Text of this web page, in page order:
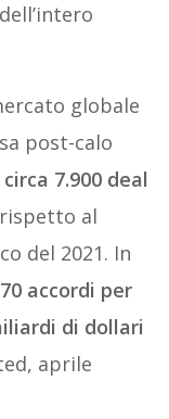
globale
post-calo
7.900 deal
al
del 2021. In
accordi per
di dollari
aprile